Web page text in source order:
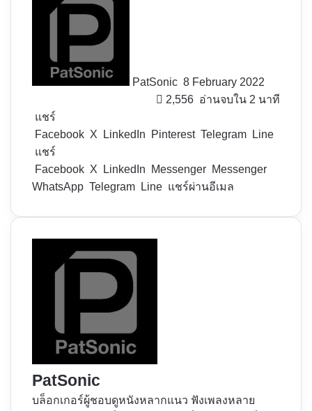
PatSonic 8 February 2022
2,556 อ่านจบใน 2 นาที
แชร์
Facebook X LinkedIn Pinterest Telegram
Line
แชร์
Facebook X LinkedIn Messenger Messenger
WhatsApp Telegram Line แชร์ผ่านอีเมล
PatSonic
บล็อกเกอร์ผู้ชอบดูหนังหลากแนว ฟังเพลงหลาย